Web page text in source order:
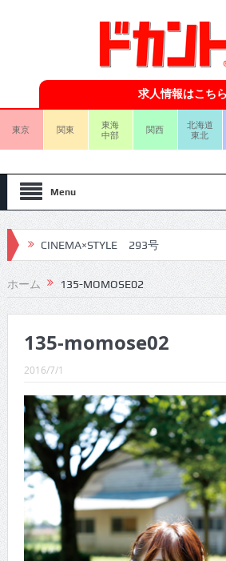
求人情報はこちら
東京 関東
東海
中部
関西
北海道
東北
Menu
CINEMA×STYLE 293号
CINEMA×STYLE 292号
CINEMA×STYLE 291号
CINEMA×STYLE 290号
CINEMA×STYLE 289号
CINEMA×STYLE 288号
CINEMA×STYLE 287号
CINEMA×STYLE 286号
CINEMA×STYLE 285号
CINEMA×STYLE 294号
ホーム 135-MOMOSE02
135-momose02
2016/7/1